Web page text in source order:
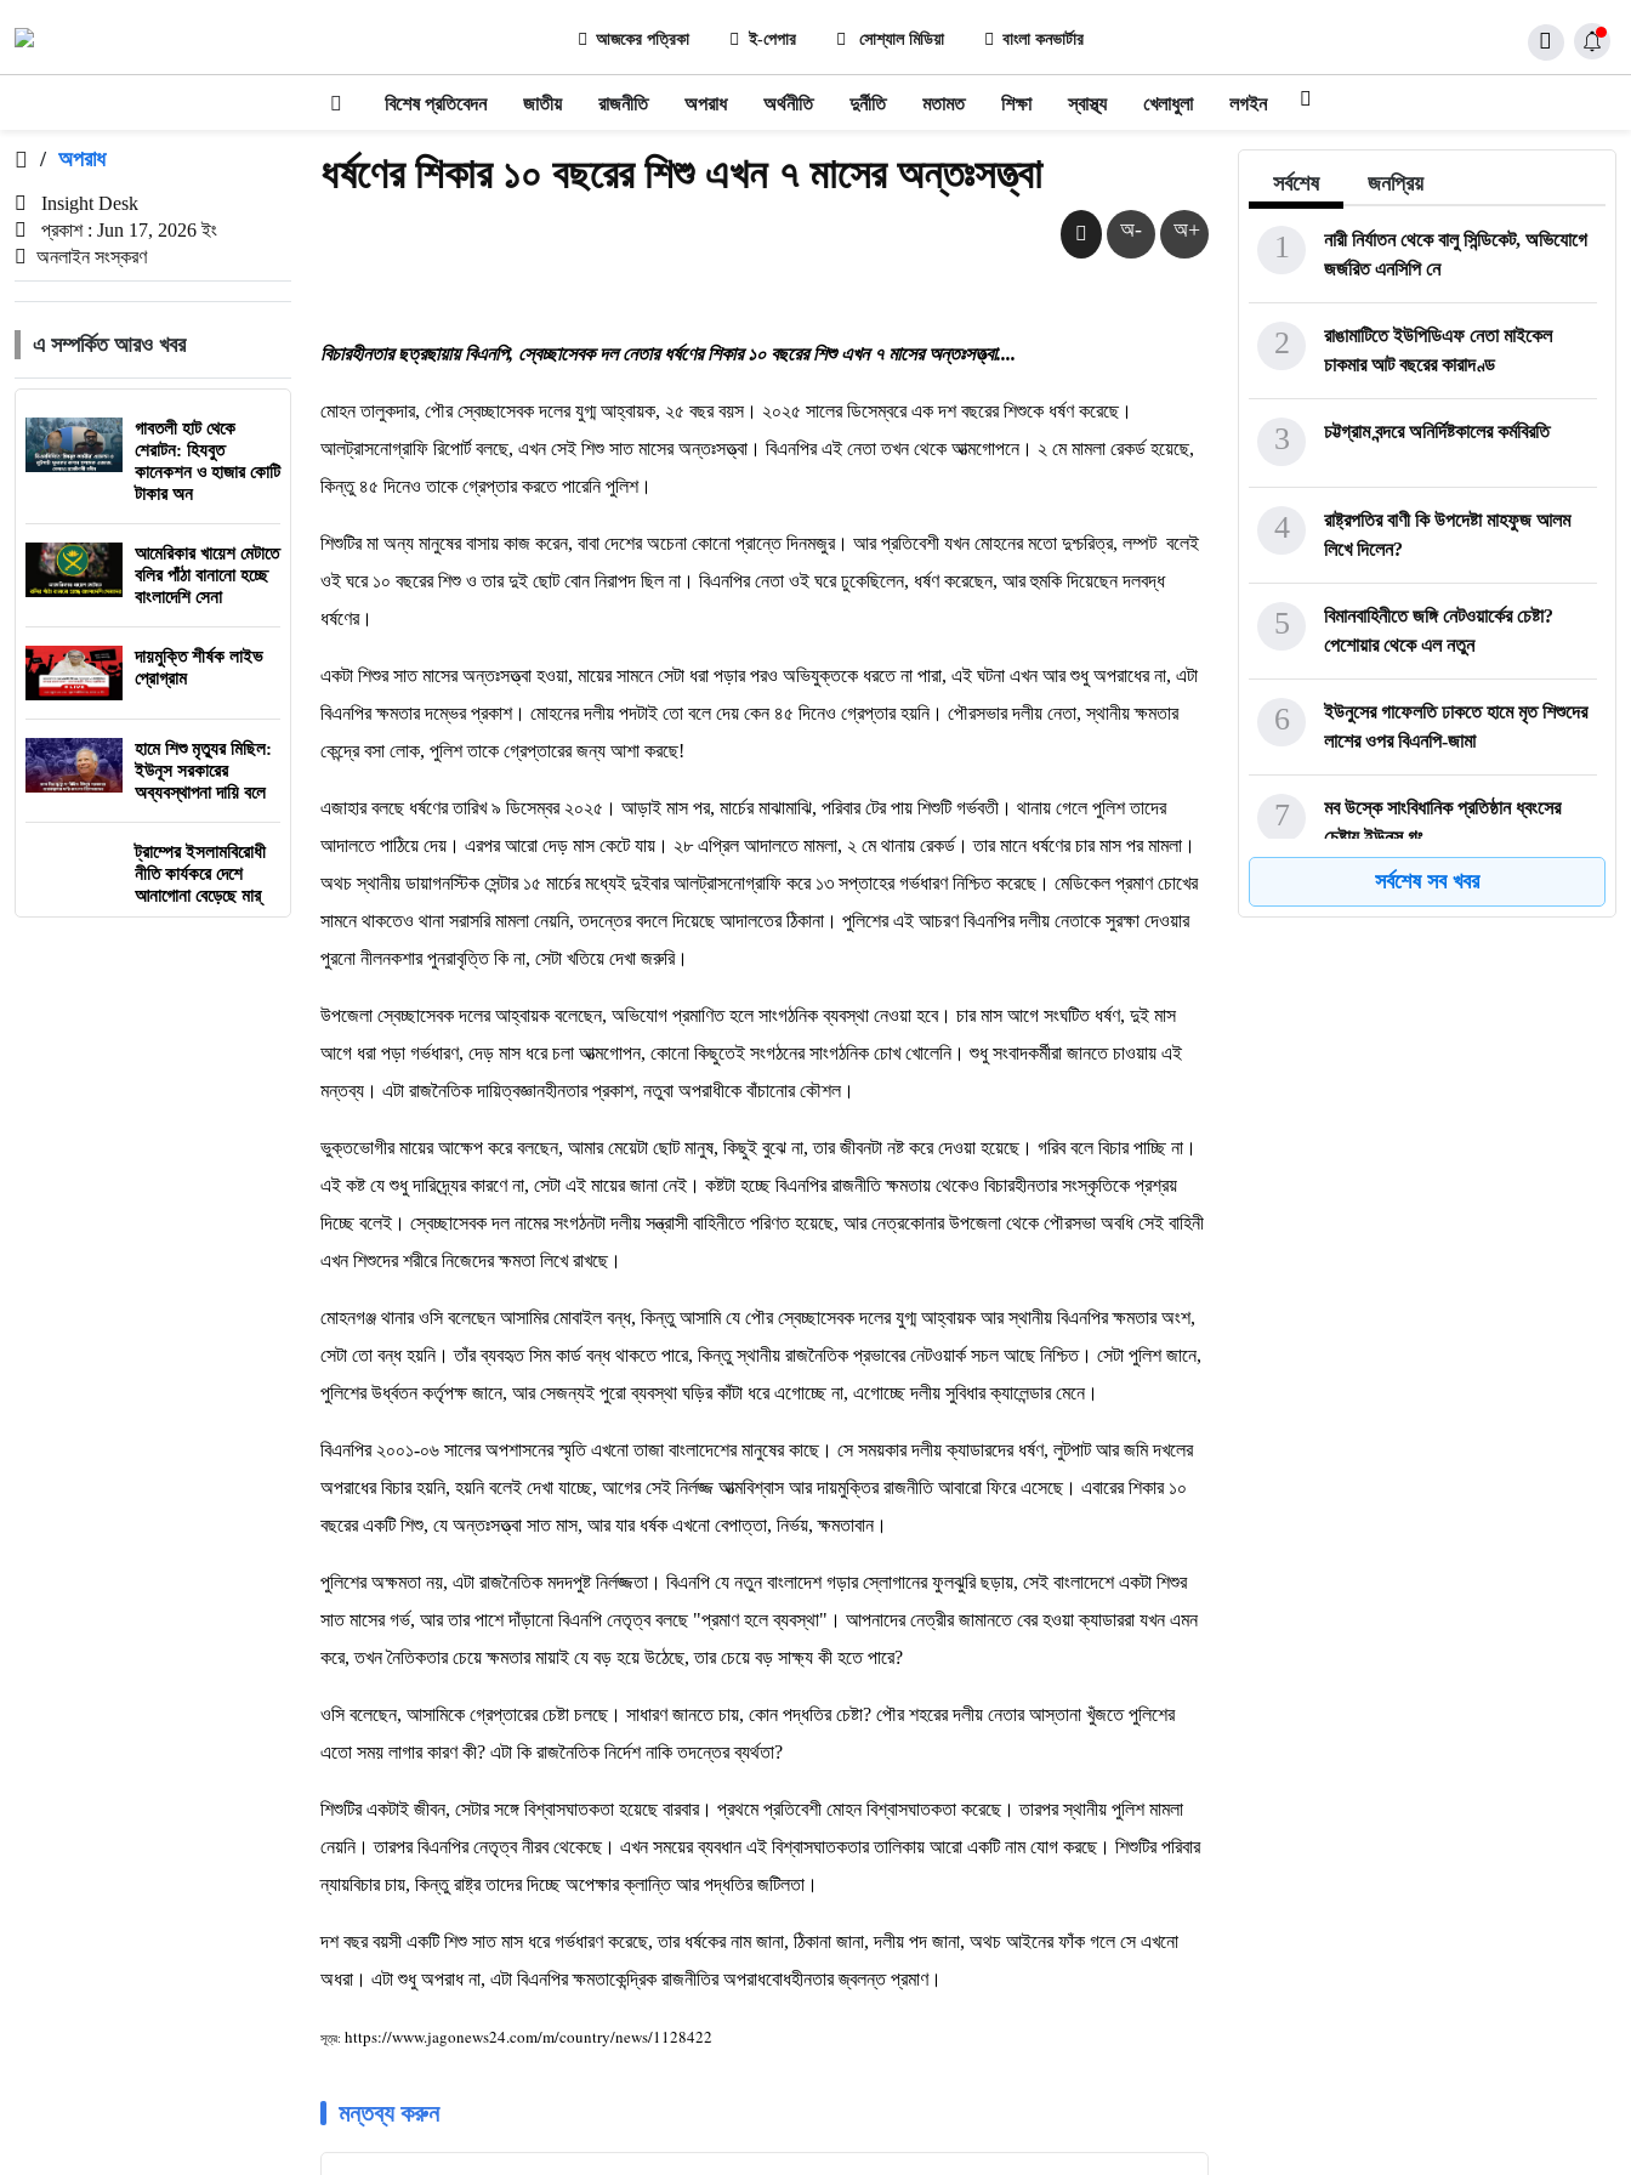
আজকের পত্রিকা ই-পেপার সোশ্যাল মিডিয়া বাংলা কনভার্টার
বিশেষ প্রতিবেদন জাতীয় রাজনীতি অপরাধ অর্থনীতি দুর্নীতি মতামত শিক্ষা স্বাস্থ্য খেলাধুলা লগইন
/ অপরাধ
Insight Desk
প্রকাশ : Jun 17, 2026 ইং
অনলাইন সংস্করণ
এ সম্পর্কিত আরও খবর
গাবতলী হাট থেকে
শেরাটন: হিযবুত
কানেকশন ও হাজার কোটি
টাকার অন
আমেরিকার খায়েশ মেটাতে
বলির পাঁঠা বানানো হচ্ছে
বাংলাদেশি সেনা
দায়মুক্তি শীর্ষক লাইভ
প্রোগ্রাম
হামে শিশু মৃত্যুর মিছিল:
ইউনূস সরকারের
অব্যবস্থাপনা দায়ি বলে
ট্রাম্পের ইসলামবিরোধী
নীতি কার্যকরে দেশে
আনাগোনা বেড়েছে মার্
ধর্ষণের শিকার ১০ বছরের শিশু এখন ৭ মাসের অন্তঃসত্ত্বা
অ- অ+
বিচারহীনতার ছত্রছায়ায় বিএনপি, স্বেচ্ছাসেবক দল নেতার ধর্ষণের শিকার ১০ বছরের শিশু এখন ৭ মাসের অন্তঃসত্ত্বা....
মোহন তালুকদার, পৌর স্বেচ্ছাসেবক দলের যুগ্ম আহ্বায়ক, ২৫ বছর বয়স। ২০২৫ সালের ডিসেম্বরে এক দশ বছরের শিশুকে ধর্ষণ করেছে।
আলট্রাসনোগ্রাফি রিপোর্ট বলছে, এখন সেই শিশু সাত মাসের অন্তঃসত্ত্বা। বিএনপির এই নেতা তখন থেকে আত্মগোপনে। ২ মে মামলা রেকর্ড হয়েছে,
কিন্তু ৪৫ দিনেও তাকে গ্রেপ্তার করতে পারেনি পুলিশ।
শিশুটির মা অন্য মানুষের বাসায় কাজ করেন, বাবা দেশের অচেনা কোনো প্রান্তে দিনমজুর। আর প্রতিবেশী যখন মোহনের মতো দুশ্চরিত্র, লম্পট বলেই
ওই ঘরে ১০ বছরের শিশু ও তার দুই ছোট বোন নিরাপদ ছিল না। বিএনপির নেতা ওই ঘরে ঢুকেছিলেন, ধর্ষণ করেছেন, আর হুমকি দিয়েছেন দলবদ্ধ
ধর্ষণের।
একটা শিশুর সাত মাসের অন্তঃসত্ত্বা হওয়া, মায়ের সামনে সেটা ধরা পড়ার পরও অভিযুক্তকে ধরতে না পারা, এই ঘটনা এখন আর শুধু অপরাধের না, এটা
বিএনপির ক্ষমতার দম্ভের প্রকাশ। মোহনের দলীয় পদটাই তো বলে দেয় কেন ৪৫ দিনেও গ্রেপ্তার হয়নি। পৌরসভার দলীয় নেতা, স্থানীয় ক্ষমতার
কেন্দ্রে বসা লোক, পুলিশ তাকে গ্রেপ্তারের জন্য আশা করছে!
এজাহার বলছে ধর্ষণের তারিখ ৯ ডিসেম্বর ২০২৫। আড়াই মাস পর, মার্চের মাঝামাঝি, পরিবার টের পায় শিশুটি গর্ভবতী। থানায় গেলে পুলিশ তাদের
আদালতে পাঠিয়ে দেয়। এরপর আরো দেড় মাস কেটে যায়। ২৮ এপ্রিল আদালতে মামলা, ২ মে থানায় রেকর্ড। তার মানে ধর্ষণের চার মাস পর মামলা।
অথচ স্থানীয় ডায়াগনস্টিক সেন্টার ১৫ মার্চের মধ্যেই দুইবার আলট্রাসনোগ্রাফি করে ১৩ সপ্তাহের গর্ভধারণ নিশ্চিত করেছে। মেডিকেল প্রমাণ চোখের
সামনে থাকতেও থানা সরাসরি মামলা নেয়নি, তদন্তের বদলে দিয়েছে আদালতের ঠিকানা। পুলিশের এই আচরণ বিএনপির দলীয় নেতাকে সুরক্ষা দেওয়ার
পুরনো নীলনকশার পুনরাবৃত্তি কি না, সেটা খতিয়ে দেখা জরুরি।
উপজেলা স্বেচ্ছাসেবক দলের আহ্বায়ক বলেছেন, অভিযোগ প্রমাণিত হলে সাংগঠনিক ব্যবস্থা নেওয়া হবে। চার মাস আগে সংঘটিত ধর্ষণ, দুই মাস
আগে ধরা পড়া গর্ভধারণ, দেড় মাস ধরে চলা আত্মগোপন, কোনো কিছুতেই সংগঠনের সাংগঠনিক চোখ খোলেনি। শুধু সংবাদকর্মীরা জানতে চাওয়ায় এই
মন্তব্য। এটা রাজনৈতিক দায়িত্বজ্ঞানহীনতার প্রকাশ, নতুবা অপরাধীকে বাঁচানোর কৌশল।
ভুক্তভোগীর মায়ের আক্ষেপ করে বলছেন, আমার মেয়েটা ছোট মানুষ, কিছুই বুঝে না, তার জীবনটা নষ্ট করে দেওয়া হয়েছে। গরিব বলে বিচার পাচ্ছি না।
এই কষ্ট যে শুধু দারিদ্র্যের কারণে না, সেটা এই মায়ের জানা নেই। কষ্টটা হচ্ছে বিএনপির রাজনীতি ক্ষমতায় থেকেও বিচারহীনতার সংস্কৃতিকে প্রশ্রয়
দিচ্ছে বলেই। স্বেচ্ছাসেবক দল নামের সংগঠনটা দলীয় সন্ত্রাসী বাহিনীতে পরিণত হয়েছে, আর নেত্রকোনার উপজেলা থেকে পৌরসভা অবধি সেই বাহিনী
এখন শিশুদের শরীরে নিজেদের ক্ষমতা লিখে রাখছে।
মোহনগঞ্জ থানার ওসি বলেছেন আসামির মোবাইল বন্ধ, কিন্তু আসামি যে পৌর স্বেচ্ছাসেবক দলের যুগ্ম আহ্বায়ক আর স্থানীয় বিএনপির ক্ষমতার অংশ,
সেটা তো বন্ধ হয়নি। তাঁর ব্যবহৃত সিম কার্ড বন্ধ থাকতে পারে, কিন্তু স্থানীয় রাজনৈতিক প্রভাবের নেটওয়ার্ক সচল আছে নিশ্চিত। সেটা পুলিশ জানে,
পুলিশের উর্ধ্বতন কর্তৃপক্ষ জানে, আর সেজন্যই পুরো ব্যবস্থা ঘড়ির কাঁটা ধরে এগোচ্ছে না, এগোচ্ছে দলীয় সুবিধার ক্যালেন্ডার মেনে।
বিএনপির ২০০১-০৬ সালের অপশাসনের স্মৃতি এখনো তাজা বাংলাদেশের মানুষের কাছে। সে সময়কার দলীয় ক্যাডারদের ধর্ষণ, লুটপাট আর জমি দখলের
অপরাধের বিচার হয়নি, হয়নি বলেই দেখা যাচ্ছে, আগের সেই নির্লজ্জ আত্মবিশ্বাস আর দায়মুক্তির রাজনীতি আবারো ফিরে এসেছে। এবারের শিকার ১০
বছরের একটি শিশু, যে অন্তঃসত্ত্বা সাত মাস, আর যার ধর্ষক এখনো বেপাত্তা, নির্ভয়, ক্ষমতাবান।
পুলিশের অক্ষমতা নয়, এটা রাজনৈতিক মদদপুষ্ট নির্লজ্জতা। বিএনপি যে নতুন বাংলাদেশ গড়ার স্লোগানের ফুলঝুরি ছড়ায়, সেই বাংলাদেশে একটা শিশুর
সাত মাসের গর্ভ, আর তার পাশে দাঁড়ানো বিএনপি নেতৃত্ব বলছে "প্রমাণ হলে ব্যবস্থা"। আপনাদের নেত্রীর জামানতে বের হওয়া ক্যাডাররা যখন এমন
করে, তখন নৈতিকতার চেয়ে ক্ষমতার মায়াই যে বড় হয়ে উঠেছে, তার চেয়ে বড় সাক্ষ্য কী হতে পারে?
ওসি বলেছেন, আসামিকে গ্রেপ্তারের চেষ্টা চলছে। সাধারণ জানতে চায়, কোন পদ্ধতির চেষ্টা? পৌর শহরের দলীয় নেতার আস্তানা খুঁজতে পুলিশের
এতো সময় লাগার কারণ কী? এটা কি রাজনৈতিক নির্দেশ নাকি তদন্তের ব্যর্থতা?
শিশুটির একটাই জীবন, সেটার সঙ্গে বিশ্বাসঘাতকতা হয়েছে বারবার। প্রথমে প্রতিবেশী মোহন বিশ্বাসঘাতকতা করেছে। তারপর স্থানীয় পুলিশ মামলা
নেয়নি। তারপর বিএনপির নেতৃত্ব নীরব থেকেছে। এখন সময়ের ব্যবধান এই বিশ্বাসঘাতকতার তালিকায় আরো একটি নাম যোগ করছে। শিশুটির পরিবার
ন্যায়বিচার চায়, কিন্তু রাষ্ট্র তাদের দিচ্ছে অপেক্ষার ক্লান্তি আর পদ্ধতির জটিলতা।
দশ বছর বয়সী একটি শিশু সাত মাস ধরে গর্ভধারণ করেছে, তার ধর্ষকের নাম জানা, ঠিকানা জানা, দলীয় পদ জানা, অথচ আইনের ফাঁক গলে সে এখনো
অধরা। এটা শুধু অপরাধ না, এটা বিএনপির ক্ষমতাকেন্দ্রিক রাজনীতির অপরাধবোধহীনতার জ্বলন্ত প্রমাণ।
সূত্র: https://www.jagonews24.com/m/country/news/1128422
মন্তব্য করুন
সর্বশেষ জনপ্রিয়
নারী নির্যাতন থেকে বালু সিন্ডিকেট, অভিযোগে
জর্জরিত এনসিপি নে
1
রাঙামাটিতে ইউপিডিএফ নেতা মাইকেল
চাকমার আট বছরের কারাদণ্ড
2
চট্টগ্রাম বন্দরে অনির্দিষ্টকালের কর্মবিরতি
3
রাষ্ট্রপতির বাণী কি উপদেষ্টা মাহফুজ আলম
লিখে দিলেন?
4
বিমানবাহিনীতে জঙ্গি নেটওয়ার্কের চেষ্টা?
পেশোয়ার থেকে এল নতুন
5
ইউনুসের গাফেলতি ঢাকতে হামে মৃত শিশুদের
লাশের ওপর বিএনপি-জামা
6
মব উস্কে সাংবিধানিক প্রতিষ্ঠান ধ্বংসের
চেষ্টায় ইউনূস গং
7
আমেরিকা থেকে যুদ্ধবিমান কেনাতেই কি এই
8
সর্বশেষ সব খবর